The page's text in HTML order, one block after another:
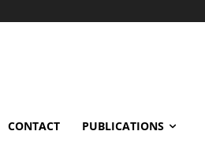
CONTACT PUBLICATIONS